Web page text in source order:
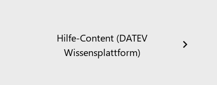
Hilfe-Content (DATEV
Wissensplattform)